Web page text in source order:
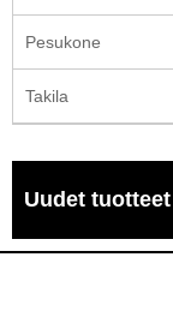
Pesukone
Takila
Uudet tuotteet